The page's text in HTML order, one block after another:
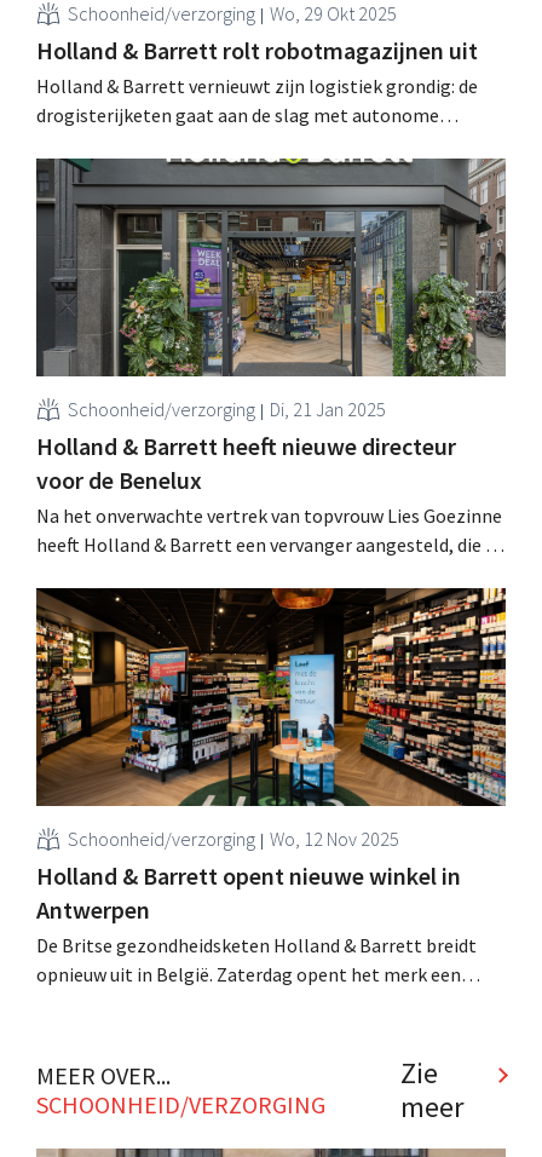
Schoonheid/verzorging Wo, 29 Okt 2025
Holland & Barrett rolt robotmagazijnen uit
Holland & Barrett vernieuwt zijn logistiek grondig: de
drogisterijketen gaat aan de slag met autonome
Nederland. Voor de omschakeling zoekt het bedrijf een
Director of Distribution. .
Schoonheid/verzorging Di, 21 Jan 2025
Holland & Barrett heeft nieuwe directeur
voor de Benelux
Na het onverwachte vertrek van topvrouw Lies Goezinne
heeft Holland & Barrett een vervanger aangesteld, die de
.
Schoonheid/verzorging Wo, 12 Nov 2025
Holland & Barrett opent nieuwe winkel in
Antwerpen
De Britse gezondheidsketen Holland & Barrett breidt
opnieuw uit in België. Zaterdag opent het merk een
MEER OVER...
SCHOONHEID/VERZORGING
Zie
meer